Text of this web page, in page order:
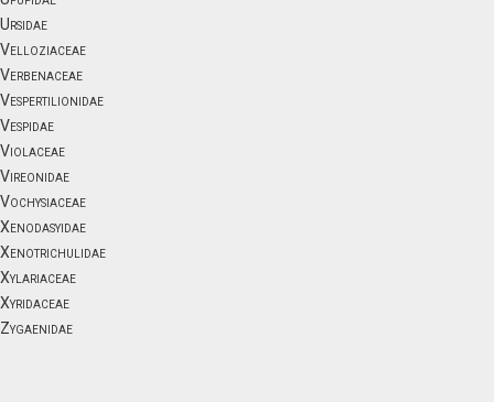
Ursidae
Velloziaceae
Verbenaceae
Vespertilionidae
Vespidae
Violaceae
Vireonidae
Vochysiaceae
Xenodasyidae
Xenotrichulidae
Xylariaceae
Xyridaceae
Zygaenidae